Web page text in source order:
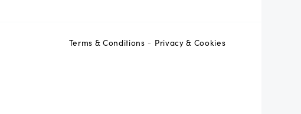
Terms & Conditions - Privacy & Cookies